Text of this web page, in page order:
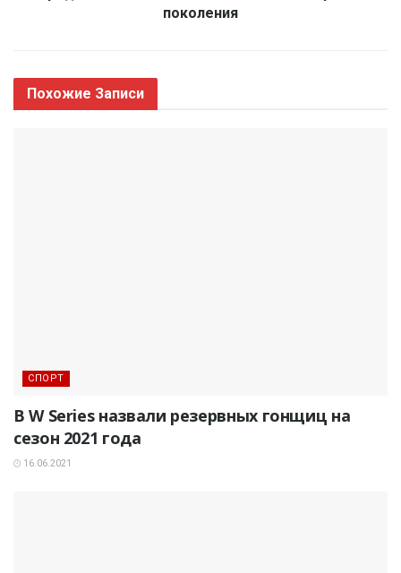
поколения
Похожие Записи
СПОРТ
В W Series назвали резервных гонщиц на
сезон 2021 года
16.06.2021